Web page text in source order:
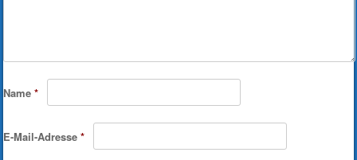
Name*
E-Mail-Adresse*